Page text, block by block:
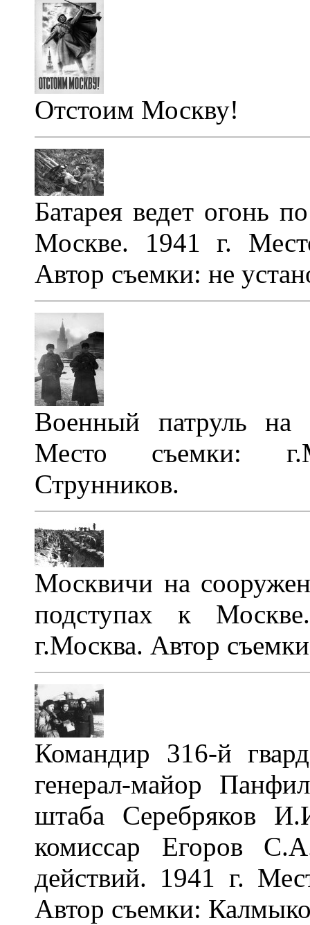
Отстоим Москву!
Батарея ведет огонь
Москве. 1941 г.
Автор съемки: не
Военный патруль на
Место съемки:
Струнников.
Москвичи на
подступах к Москве
г.Москва. Автор
Командир 316-й
генерал-майор
штаба Серебряков
комиссар Егоров
действий. 1941 г.
Автор съемки: